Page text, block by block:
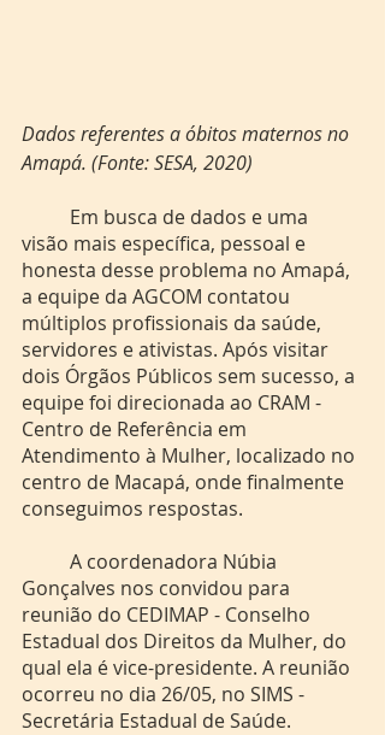
Dados referentes a óbitos maternos no
Amapá. (Fonte: SESA, 2020)
visão mais específica, pessoal e
honesta desse problema no Amapá,
a equipe da AGCOM contatou
múltiplos profissionais da saúde,
servidores e ativistas. Após visitar
dois Órgãos Públicos sem sucesso, a
equipe foi direcionada ao CRAM -
Centro de Referência em
Atendimento à Mulher, localizado no
centro de Macapá, onde finalmente
conseguimos respostas.
Gonçalves nos convidou para
reunião do CEDIMAP - Conselho
Estadual dos Direitos da Mulher, do
qual ela é vice-presidente. A reunião
ocorreu no dia 26/05, no SIMS -
Secretária Estadual de Saúde.